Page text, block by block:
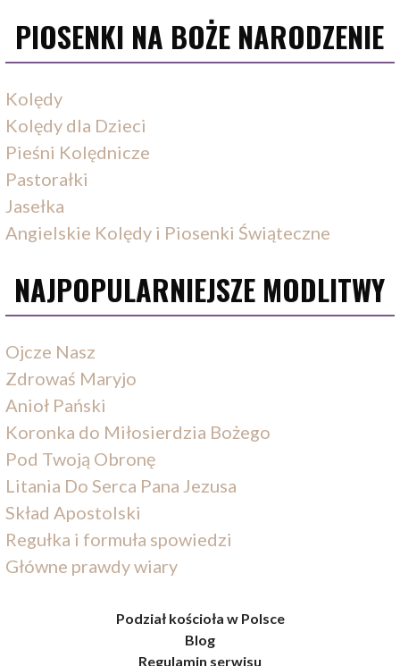
PIOSENKI NA BOŻE NARODZENIE
Kolędy
Kolędy dla Dzieci
Pieśni Kolędnicze
Pastorałki
Jasełka
Angielskie Kolędy i Piosenki Świąteczne
NAJPOPULARNIEJSZE MODLITWY
Ojcze Nasz
Zdrowaś Maryjo
Anioł Pański
Koronka do Miłosierdzia Bożego
Pod Twoją Obronę
Litania Do Serca Pana Jezusa
Skład Apostolski
Regułka i formuła spowiedzi
Główne prawdy wiary
Podział kościoła w Polsce
Blog
Regulamin serwisu